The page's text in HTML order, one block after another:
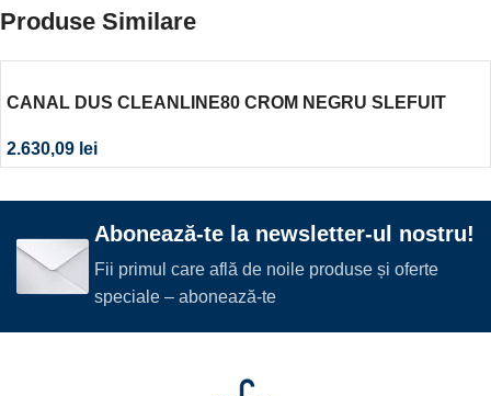
Produse Similare
CANAL DUS CLEANLINE80 CROM NEGRU SLEFUIT
2.630,09 lei
Abonează-te la newsletter-ul nostru!
Fii primul care află de noile produse și oferte
speciale – abonează-te